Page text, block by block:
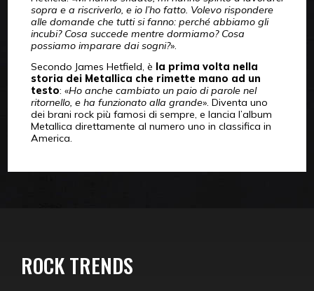
sopra e a riscriverlo, e io l’ho fatto. Volevo rispondere
alle domande che tutti si fanno: perché abbiamo gli
incubi? Cosa succede mentre dormiamo? Cosa
possiamo imparare dai sogni?».
Secondo James Hetfield, è la prima volta nella
storia dei Metallica che rimette mano ad un
testo: «Ho anche cambiato un paio di parole nel
ritornello, e ha funzionato alla grande». Diventa uno
dei brani rock più famosi di sempre, e lancia l’album
Metallica direttamente al numero uno in classifica in
America.
ROCK TRENDS